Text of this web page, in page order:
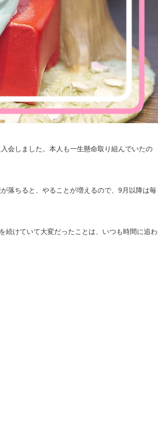
会しました。本人も一生懸命取り組んでいたの
落ちると、やることが増えるので、9月以降は毎
続けていて大変だったことは、いつも時間に追わ